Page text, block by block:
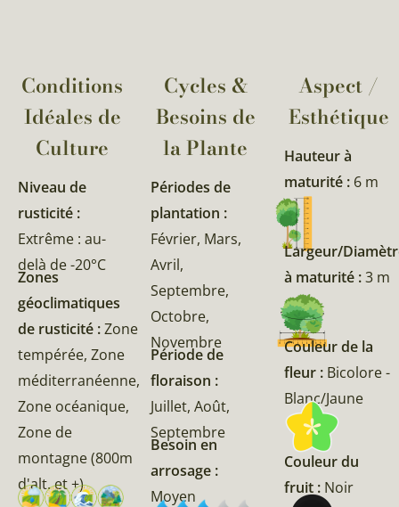
Conditions
Idéales de
Culture
Niveau de
rusticité :
Extrême : au-
delà de -20°C
Zones
géoclimatiques
de rusticité :Zone
tempérée, Zone
méditerranéenne,
Zone océanique,
Zone de
montagne (800m
d'alt. et +)
Cycles &
Besoins de
la Plante​
Périodes de
plantation :
Février, Mars,
Avril,
Septembre,
Octobre,
Novembre
Période de
floraison :
Juillet, Août,
Septembre
Besoin en
arrosage :
Moyen
Aspect /
Esthétique
Hauteur à
maturité : 6 m
Largeur/
à maturité :3 m
Couleur de la
fleur : Bicolore -
Blanc/Jaune
Couleur du
fruit : Noir